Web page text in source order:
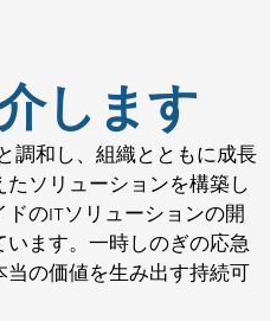
します
調和し、組織とともに成長
ソリューションを構築し
のITソリューションの開
ます。一時しのぎの応急
の価値を生み出す持続可